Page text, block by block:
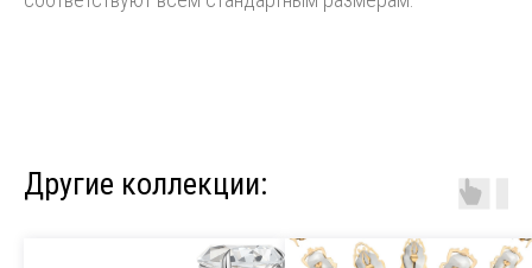
Другие коллекции: